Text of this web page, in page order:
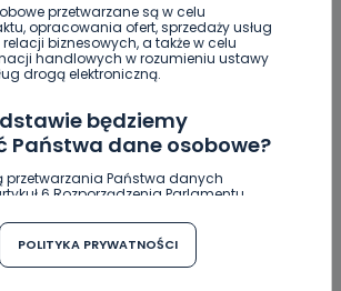
przetwarzane są w celu
opracowania ofert, sprzedaży usług
biznesowych, a także w celu
handlowych w rozumieniu ustawy
drogą elektroniczną.
będziemy
Państwa dane osobowe?
przetwarzania Państwa danych
6 Rozporządzenia Parlamentu
osób fizycznych w związku z
osobowych w sprawie
takich danych oraz uchylenia
(RODO).
POLITYKA PRYWATNOŚCI
w przychodni. Lądowało LPR
Matyszczak